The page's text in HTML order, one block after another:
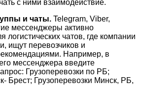
с ними взаимодействие.
и чаты. Telegram, Viber,
мессенджеры активно
логистических чатов, где компании
ищут перевозчиков и
Например, в
мессенджера введите
Грузоперевозки по РБ;
Брест; Грузоперевозки Минск, РБ,